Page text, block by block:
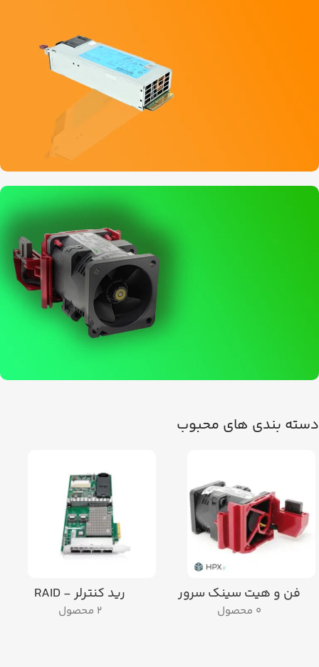
همین حالا خرید کنید
مشاهده جزئیات
دسته بندی های محبوب
فن و هیت سینک سرور
0 محصول
رید کنترلر - RAID
2 محصول